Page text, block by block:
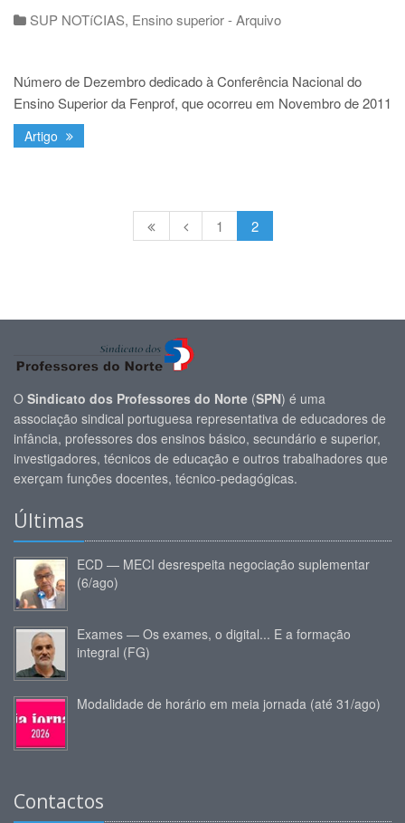
SUP NOTíCIAS, Ensino superior - Arquivo
Número de Dezembro dedicado à Conferência Nacional do
Ensino Superior da Fenprof, que ocorreu em Novembro de 2011
Artigo
1 2
O Sindicato dos Professores do Norte (SPN) é uma
associação sindical portuguesa representativa de educadores de
infância, professores dos ensinos básico, secundário e superior,
investigadores, técnicos de educação e outros trabalhadores que
exerçam funções docentes, técnico-pedagógicas.
Últimas
ECD — MECI desrespeita negociação suplementar
(6/ago)
Exames — Os exames, o digital... E a formação
integral (FG)
Modalidade de horário em meia jornada (até 31/ago)
Contactos